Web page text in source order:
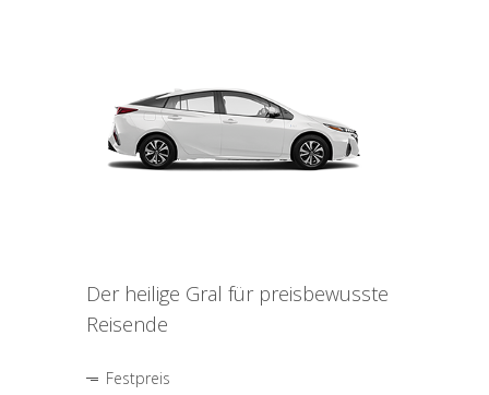
Der heilige Gral für preisbewusste
Reisende
Festpreis